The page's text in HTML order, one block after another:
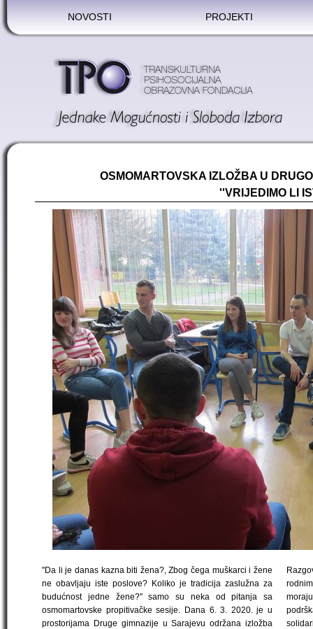
NOVOSTI PROJEKTI
OSMOMARTOVSKA IZLOŽBA U
''VRIJEDIMO LI
''Da li je danas kazna biti žena?, Zbog čega muškarci i žene
ne obavljaju iste poslove? Koliko je tradicija zaslužna za
budućnost jedne žene?'' samo su neka od pitanja sa
osmomartovske propitivačke sesije. Dana 6. 3. 2020. je u
prostorijama Druge gimnazije u Sarajevu održana izložba